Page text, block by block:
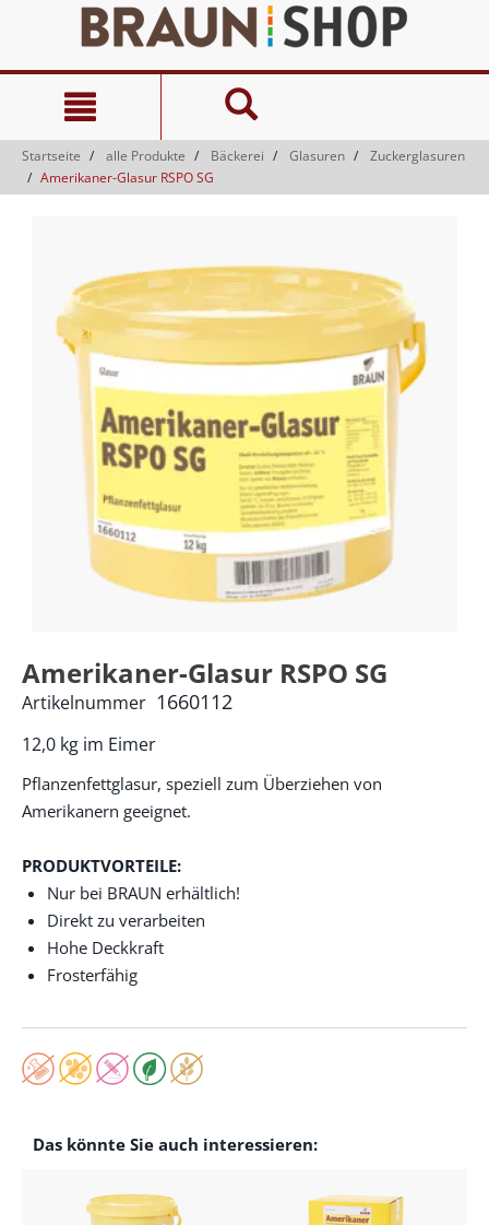
springen
Navigationsmenü
springen
Startseite alle Produkte Bäckerei Glasuren
Zuckerglasuren
Amerikaner-Glasur RSPO SG
Amerikaner-Glasur RSPO SG
12,0 kg im Eimer
Artikelnummer 1660112
Pflanzenfettglasur, speziell zum Überziehen von
Amerikanern geeignet.
PRODUKTVORTEILE:
Nur bei BRAUN erhältlich!
Direkt zu verarbeiten
Hohe Deckkraft
Frosterfähig
Das könnte Sie auch interessieren: